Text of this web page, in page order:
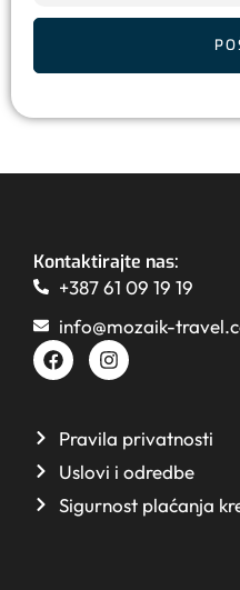
Kontaktirajte nas:
+387 61 09 19 19
info@mozaik-
Pravila privatnosti
Uslovi i odredbe
Sigurnost plaćanja